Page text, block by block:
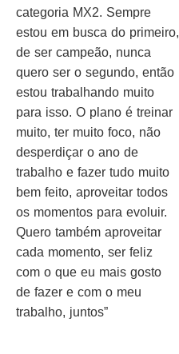
categoria MX2. Sempre
estou em busca do primeiro,
de ser campeão, nunca
quero ser o segundo, então
estou trabalhando muito
para isso. O plano é treinar
muito, ter muito foco, não
desperdiçar o ano de
trabalho e fazer tudo muito
bem feito, aproveitar todos
os momentos para evoluir.
Quero também aproveitar
cada momento, ser feliz
com o que eu mais gosto
de fazer e com o meu
trabalho, juntos”